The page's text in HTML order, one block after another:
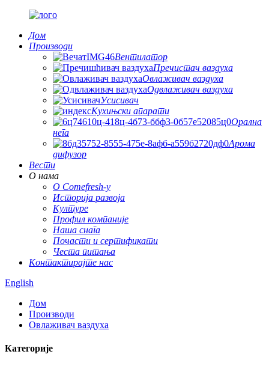
Дом
Производи
Вентилатор
Пречистач ваздуха
Овлаживач ваздуха
Одвлаживач ваздуха
Усисивач
Кухињски апарати
Орална
нега
Арома
дифузор
Вести
О нама
О Comefresh-у
Историја развоја
Културе
Профил компаније
Наша снага
Почасти и сертификати
Честа питања
Контактирајте нас
English
Дом
Производи
Овлаживач ваздуха
Категорије